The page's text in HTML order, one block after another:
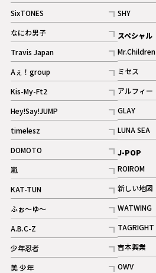
記事
ギャラリー
SixTONES
記事
ギャラリー
なにわ男子
記事
Travis Japan
記事
Aぇ！group
記事
Kis-My-Ft2
記事
ギャラリー
Hey!Say!JUMP
記事
timelesz
記事
DOMOTO
記事
嵐
記事
KAT-TUN
記事
ふぉ～ゆ～
記事
A.B.C-Z
記事
ギャラリー
少年忍者
記事
美 少年
記事
SHY
記事
スペシャル
Mr.Children
記事
ミセス
記事
アルフィー
記事
GLAY
記事
LUNA SEA
記事
J-POP
ROIROM
記事
新しい地図
記事
WATWING
記事
TAGRIGHT
記事
吉本興業
記事
OWV